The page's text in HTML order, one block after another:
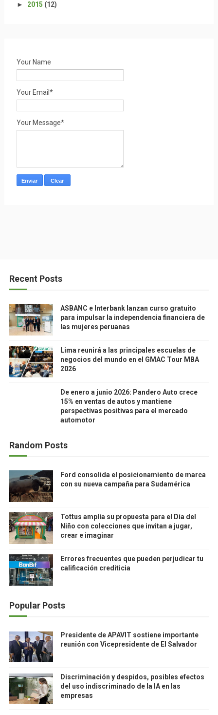
► 2015 (12)
Your Name
Your Email*
Your Message*
Recent Posts
ASBANC e Interbank lanzan curso gratuito
para impulsar la independencia financiera de
las mujeres peruanas
Lima reunirá a las principales escuelas de
negocios del mundo en el GMAC Tour MBA
2026
De enero a junio 2026: Pandero Auto crece
15% en ventas de autos y mantiene
perspectivas positivas para el mercado
automotor
Random Posts
Ford consolida el posicionamiento de marca
con su nueva campaña para Sudamérica
Tottus amplía su propuesta para el Día del
Niño con colecciones que invitan a jugar,
crear e imaginar
Errores frecuentes que pueden perjudicar tu
calificación crediticia
Popular Posts
Presidente de APAVIT sostiene importante
reunión con Vicepresidente de El Salvador
Discriminación y despidos, posibles efectos
del uso indiscriminado de la IA en las
empresas